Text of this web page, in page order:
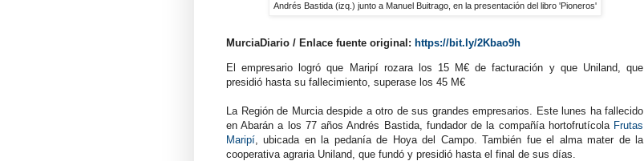
Andrés Bastida (izq.) junto a Manuel Buitrago, en la presentación del libro 'Pioneros'
MurciaDiario / Enlace fuente original: https://bit.ly/2Kbao9h
El empresario logró que Maripí rozara los 15 M€ de facturación y que Uniland, que
presidió hasta su fallecimiento, superase los 45 M€
La Región de Murcia despide a otro de sus grandes empresarios. Este lunes ha fallecido
en Abarán a los 77 años Andrés Bastida, fundador de la compañía hortofrutícola Frutas
Maripí , ubicada en la pedanía de Hoya del Campo. También fue el alma mater de la
cooperativa agraria Uniland, que fundó y presidió hasta el final de sus días.